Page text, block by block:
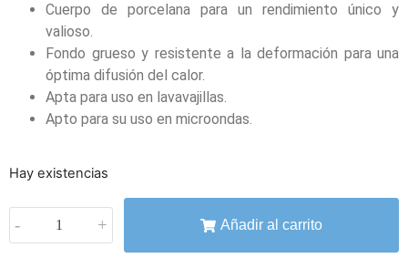
Cuerpo de porcelana para un rendimiento único y
valioso.
Fondo grueso y resistente a la deformación para una
óptima difusión del calor.
Apta para uso en lavavajillas.
Apto para su uso en microondas.
Hay existencias
- + Añadir al carrito